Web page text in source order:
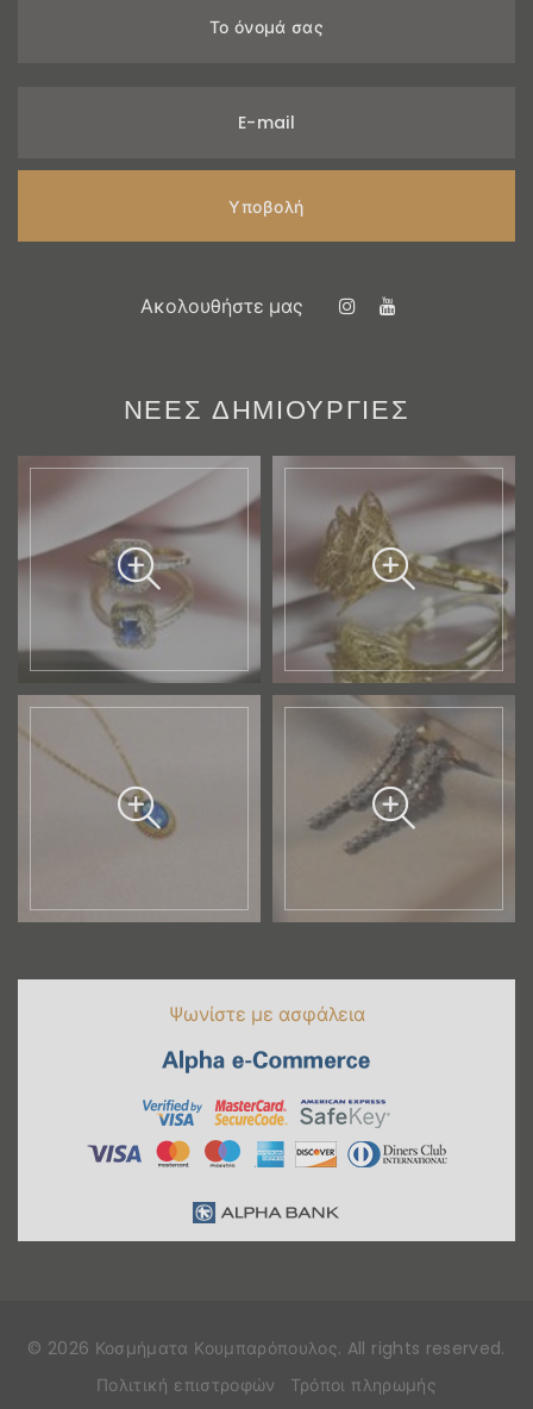
Το όνομά σας
E-mail
Υποβολή
Ακολουθήστε μας
ΝΕΕΣ ΔΗΜΙΟΥΡΓΙΕΣ
Ψωνίστε με ασφάλεια
© 2026 Κοσμήματα Κουμπαρόπουλος. All rights reserved.
Πολιτική επιστροφών
Τρόποι πληρωμής